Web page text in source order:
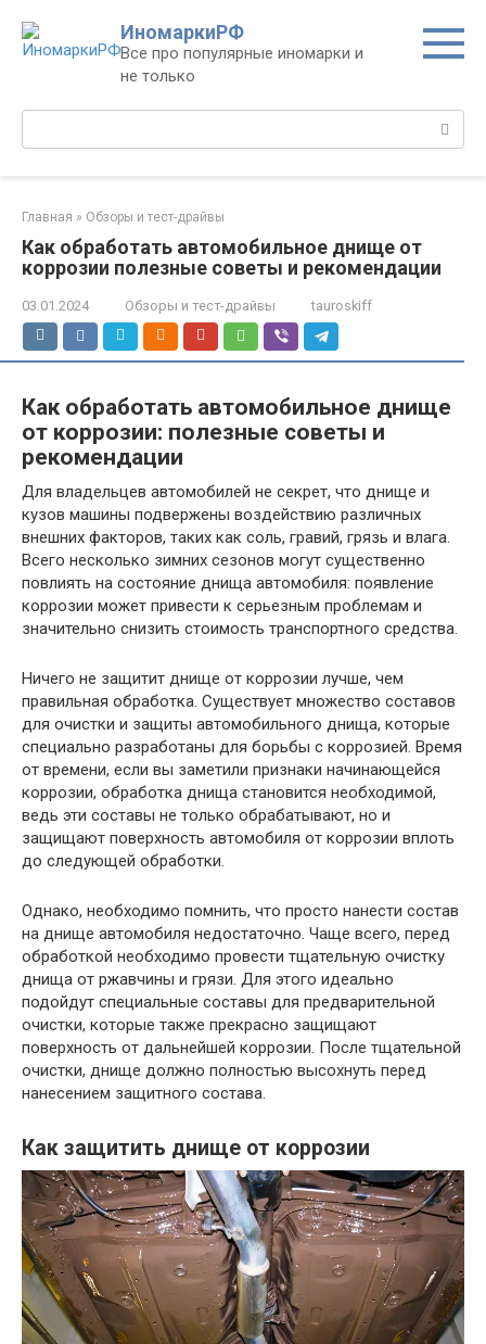
контенту
ИномаркиРФ
Все про популярные иномарки и
не только
Поиск:
Главная » Обзоры и тест-драйвы
Как обработать автомобильное днище от
коррозии полезные советы и рекомендации
03.01.2024 Обзоры и тест-драйвы tauroskiff
Как обработать автомобильное днище
от коррозии: полезные советы и
рекомендации
Для владельцев автомобилей не секрет, что днище и
кузов машины подвержены воздействию различных
внешних факторов, таких как соль, гравий, грязь и влага.
Всего несколько зимних сезонов могут существенно
повлиять на состояние днища автомобиля: появление
коррозии может привести к серьезным проблемам и
значительно снизить стоимость транспортного средства.
Ничего не защитит днище от коррозии лучше, чем
правильная обработка. Существует множество составов
для очистки и защиты автомобильного днища, которые
специально разработаны для борьбы с коррозией. Время
от времени, если вы заметили признаки начинающейся
коррозии, обработка днища становится необходимой,
ведь эти составы не только обрабатывают, но и
защищают поверхность автомобиля от коррозии вплоть
до следующей обработки.
Однако, необходимо помнить, что просто нанести состав
на днище автомобиля недостаточно. Чаще всего, перед
обработкой необходимо провести тщательную очистку
днища от ржавчины и грязи. Для этого идеально
подойдут специальные составы для предварительной
очистки, которые также прекрасно защищают
поверхность от дальнейшей коррозии. После тщательной
очистки, днище должно полностью высохнуть перед
нанесением защитного состава.
Как защитить днище от коррозии